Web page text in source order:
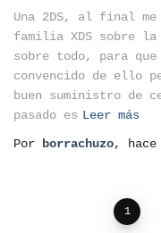
Una 2DS, al final
familia XDS sobre la
sobre todo, para que
convencido de ello
buen suministro de
pasado es Leer más
Por
borrachuzo, hace
Paginación
1